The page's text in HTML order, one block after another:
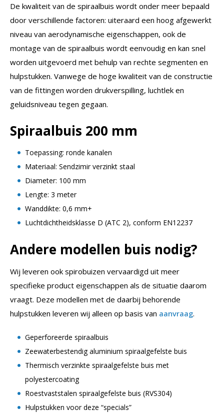
De kwaliteit van de spiraalbuis wordt onder meer bepaald
door verschillende factoren: uiteraard een hoog afgewerkt
niveau van aerodynamische eigenschappen, ook de
montage van de spiraalbuis wordt eenvoudig en kan snel
worden uitgevoerd met behulp van rechte segmenten en
hulpstukken. Vanwege de hoge kwaliteit van de constructie
van de fittingen worden drukverspilling, luchtlek en
geluidsniveau tegen gegaan.
Spiraalbuis 200 mm
Toepassing: ronde kanalen
Materiaal: Sendzimir verzinkt staal
Diameter: 100 mm
Lengte: 3 meter
Wanddikte: 0,6 mm+
Luchtdichtheidsklasse D (ATC 2), conform EN12237
Andere modellen buis nodig?
Wij leveren ook spirobuizen vervaardigd uit meer
specifieke product eigenschappen als de situatie daarom
vraagt. Deze modellen met de daarbij behorende
hulpstukken leveren wij alleen op basis van aanvraag.
Geperforeerde spiraalbuis
Zeewaterbestendig aluminium spiraalgefelste buis
Thermisch verzinkte spiraalgefelste buis met
polyestercoating
Roestvaststalen spiraalgefelste buis (RVS304)
Hulpstukken voor deze “specials”